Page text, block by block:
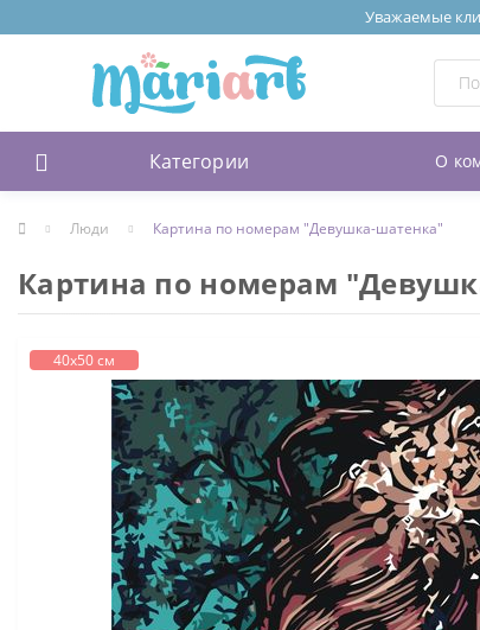
Уважаемые
Категории О
Люди Картина по номерам "Девушка-шатенка"
Картина по номерам
40х50 см